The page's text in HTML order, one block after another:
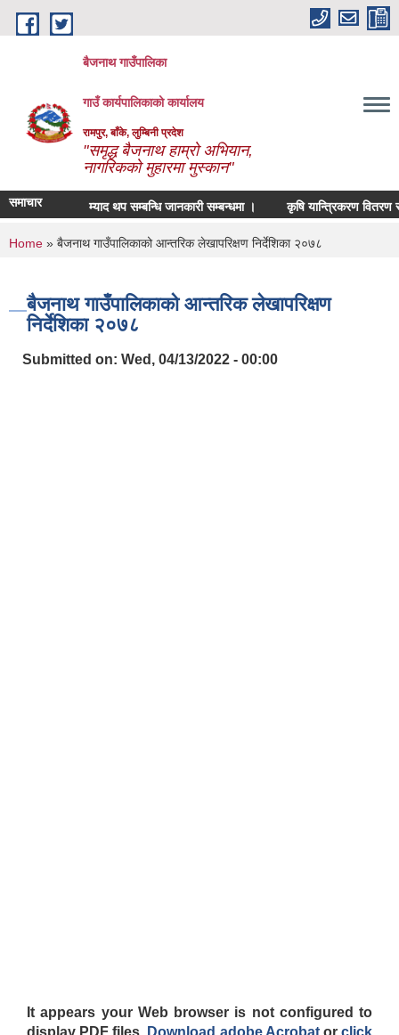
Skip to main content
बैजनाथ गाउँपालिका
गाउँ कार्यपालिकाको कार्यालय
रामपुर, बाँके, लुम्बिनी प्रदेश
"समृद्ध बैजनाथ हाम्रो अभियान,
नागरिकको मुहारमा मुस्कान"
समाचार म्याद थप सम्बन्धि जानकारी सम्बन्धमा । कृषि यान्त्रिकरण वितरण
You are here
Home » बैजनाथ गाउँपालिकाको आन्तरिक लेखापरिक्षण निर्देशिका २०७८
बैजनाथ गाउँपालिकाको आन्तरिक लेखापरिक्षण
निर्देशिका २०७८
Submitted on: Wed, 04/13/2022 - 00:00
It appears your Web browser is not configured to